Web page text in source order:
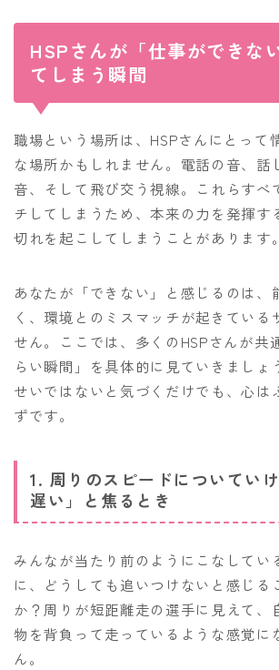
HSPさんが「仕事ができな
てしまう瞬間
職場という場所は、HSPさんにとって
な場所かもしれません。電話の音、話
音、そして飛び交う視線。これらすべ
チしてしまうため、本来の力を発揮す
切れを起こしてしまうことがあります。
あなたが「できない」と感じるのは、
く、環境とのミスマッチが起きている
せん。ここでは、多くのHSPさんが共
らい瞬間」を具体的に見ていきましょ
せいではないと気づくだけでも、心は
ずです。
1. 周りのスピードについてい
遅い」と焦るとき
みんなが当たり前のようにこなしてい
に、どうしても追いつけないと感じる
か？周りが短距離走の選手に見えて、
物を背負って走っているような感覚に
ん。